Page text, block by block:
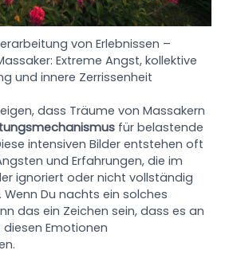
von Erlebnissen –
Extreme Angst, kollektive
und innere Zerrissenheit
dass Träume von Massakern
für belastende
intensiven Bilder entstehen oft
und Erfahrungen, die im
ignoriert oder nicht vollständig
Du nachts ein solches
das ein Zeichen sein, dass es an
Emotionen